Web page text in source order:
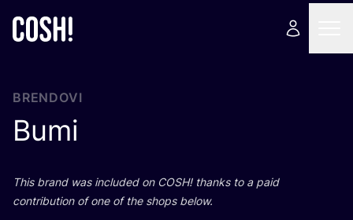
BRENDOVI
Bumi
This brand was inclu­ded on COSH! than­ks to a paid
con­tri­bu­ti­on of one of the shops below.